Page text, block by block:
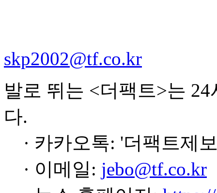
skp2002@tf.co.kr
발로 뛰는 <더팩트>는
다.
· 카카오톡: '더팩트제
· 이메일: jebo@tf.co.kr